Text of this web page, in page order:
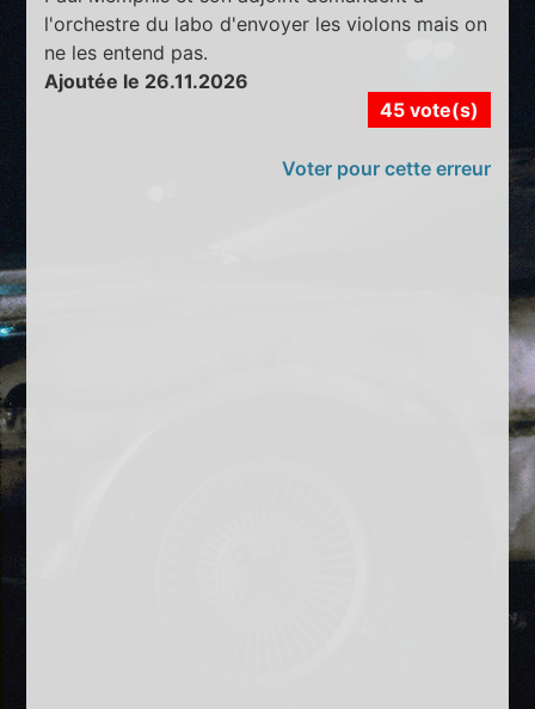
l'orchestre du labo d'envoyer les violons mais on
ne les entend pas.
Ajoutée le 26.11.2026
45 vote(s)
Voter pour cette erreur